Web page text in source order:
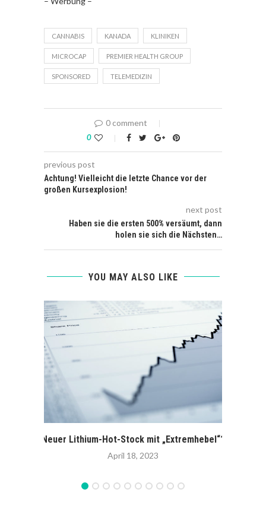
CANNABIS KANADA KLINIKEN
MICROCAP PREMIER HEALTH GROUP
SPONSORED TELEMEDIZIN
0 comment
0
previous post
Achtung! Vielleicht die letzte Chance vor der
großen Kursexplosion!
next post
Haben sie die ersten 500% versäumt, dann
holen sie sich die Nächsten…
YOU MAY ALSO LIKE
Neuer Lithium-Hot-Stock mit „Extremhebel“?
April 18, 2023